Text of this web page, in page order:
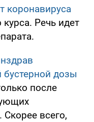
коронавируса
курса. Речь идет
бустерной дозы
после
Скорее всего,